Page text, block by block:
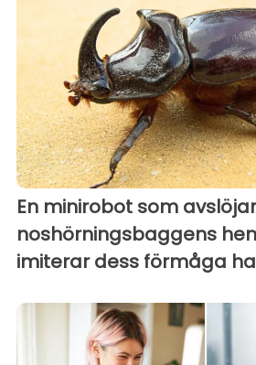
En minirobot som avslöjar
noshörningsbaggens
imiterar dess förmåga